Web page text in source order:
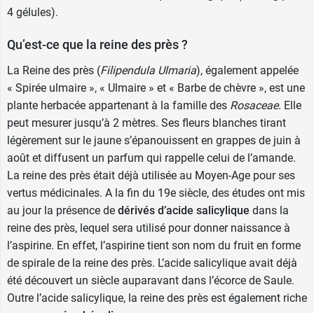
4 gélules).
Qu’est-ce que la reine des près ?
La Reine des près (Filipendula Ulmaria), également appelée
« Spirée ulmaire », « Ulmaire » et « Barbe de chèvre », est une
plante herbacée appartenant à la famille des Rosaceae. Elle
peut mesurer jusqu’à 2 mètres. Ses fleurs blanches tirant
légèrement sur le jaune s’épanouissent en grappes de juin à
août et diffusent un parfum qui rappelle celui de l’amande.
La reine des près était déjà utilisée au Moyen-Age pour ses
vertus médicinales. A la fin du 19e siècle, des études ont mis
au jour la présence de dérivés d’acide salicylique dans la
reine des près, lequel sera utilisé pour donner naissance à
l’aspirine. En effet, l’aspirine tient son nom du fruit en forme
de spirale de la reine des près. L’acide salicylique avait déjà
été découvert un siècle auparavant dans l’écorce de Saule.
Outre l’acide salicylique, la reine des près est également riche